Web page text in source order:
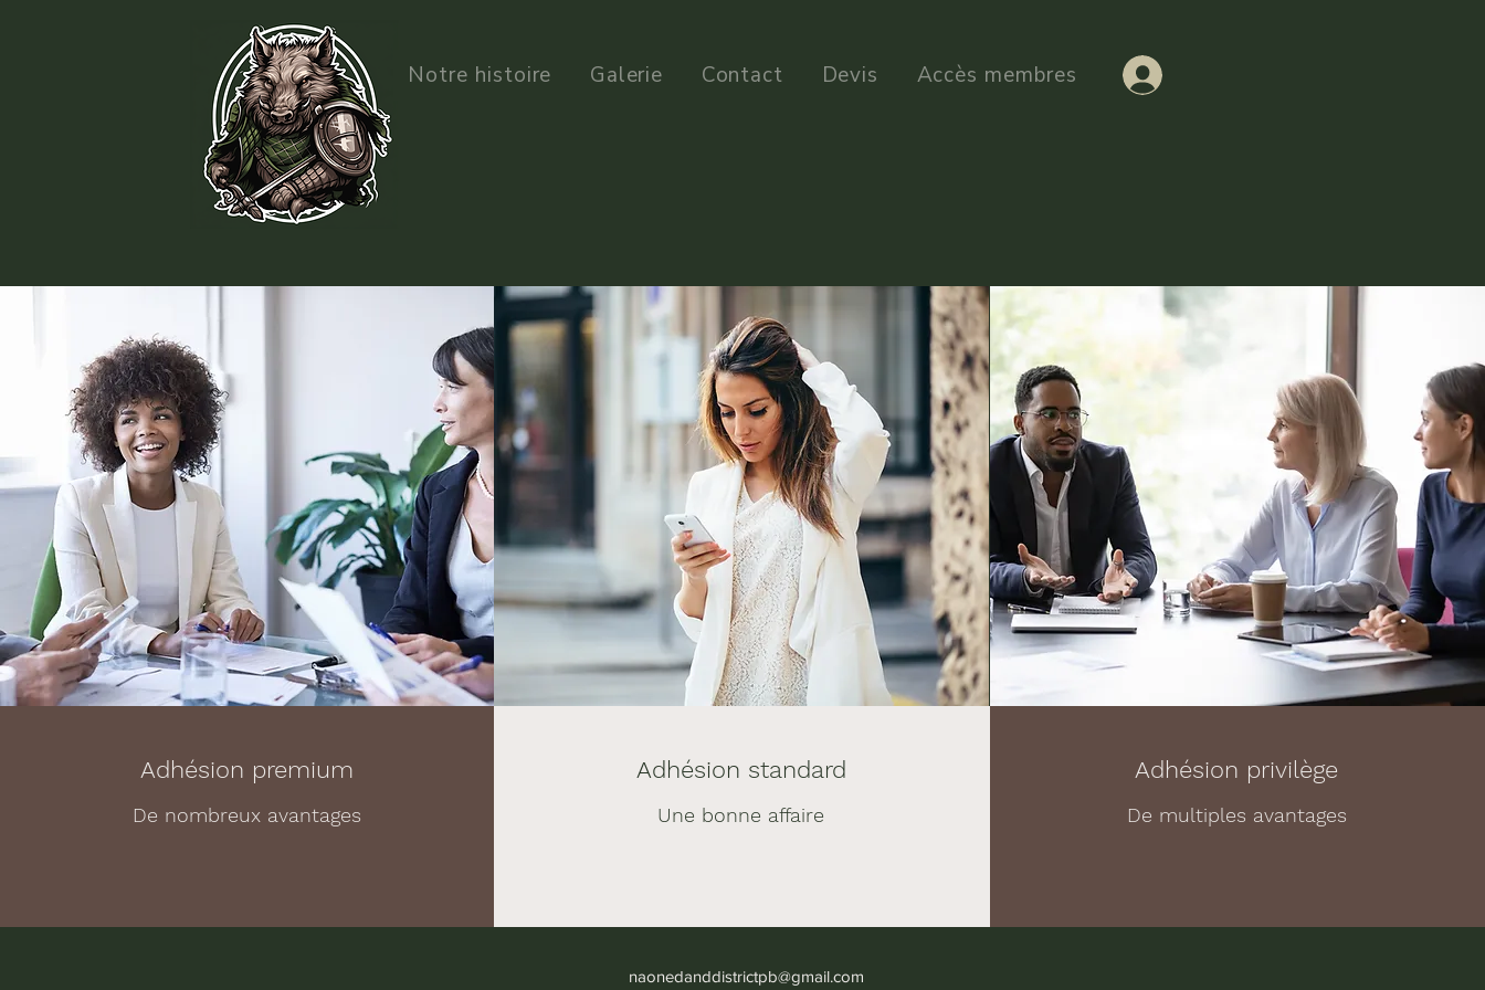
Notre histoire Galerie Contact Devis Accès membres
Adhésion premium
De nombreux avantages
Adhésion standard
Une bonne affaire
Adhésion privilège
De multiples avantages
naonedanddistrictpb@gmail.com